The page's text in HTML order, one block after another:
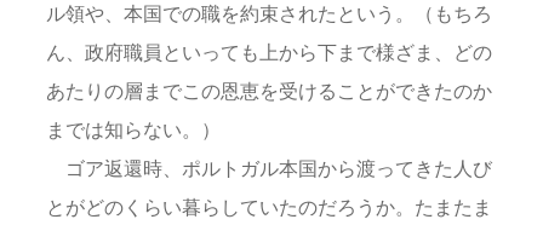
ル領や、本国での職を約束されたという。（もちろ
ん、政府職員といっても上から下まで様ざま、どの
あたりの層までこの恩恵を受けることができたのか
までは知らない。）
ゴア返還時、ポルトガル本国から渡ってきた人び
とがどのくらい暮らしていたのだろうか。たまたま